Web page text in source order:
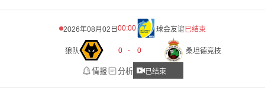
2026年08月02日 00:00 球会友谊已结束
狼队 0 - 0 桑坦德竞技
情报 分析 已结束